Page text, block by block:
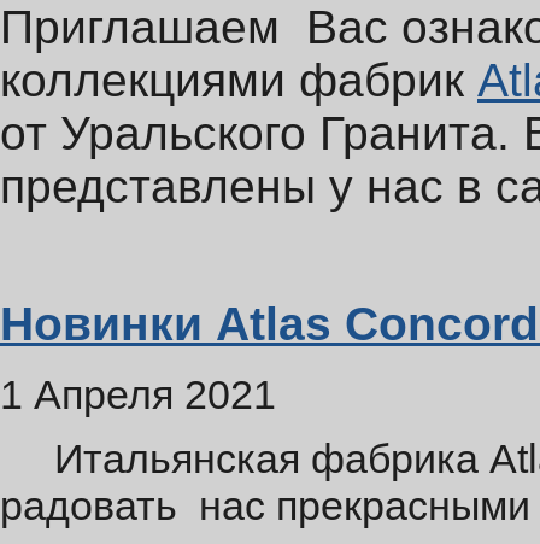
Приглашаем Вас
коллекциями фабрик
от Уральского
представлены у нас в
Новинки Atlas
1 Апреля 2021
Итальянская фабрика
радовать нас